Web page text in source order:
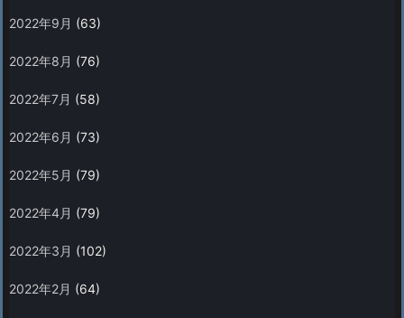
2022年9月 (63)
2022年8月 (76)
2022年7月 (58)
2022年6月 (73)
2022年5月 (79)
2022年4月 (79)
2022年3月 (102)
2022年2月 (64)